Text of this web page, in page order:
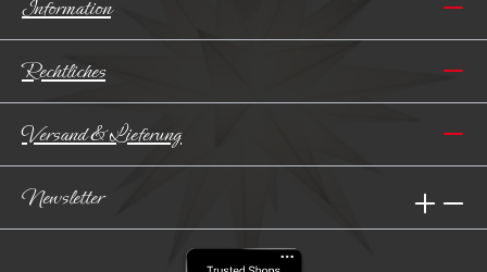
Information
Rechtliches
Versand & Lieferung
Newsletter